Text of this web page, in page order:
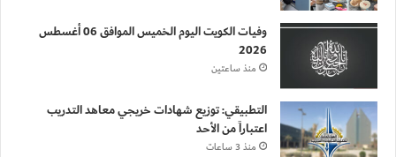
وفيات الكويت اليوم الخميس الموافق 06 أغسطس
2026
منذ ساعتين
التطبيقي: توزيع شهادات خريجي معاهد التدريب
اعتباراً من الأحد
منذ 3 ساعات